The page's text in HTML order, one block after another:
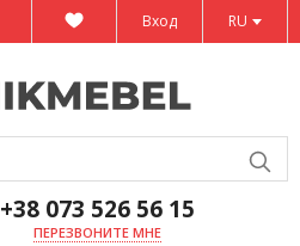
RU
Вход
+38 073 526 56 15
ПЕРЕЗВОНИТЕ МНЕ